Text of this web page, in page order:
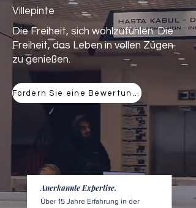
Villepinte
Die Freiheit, sich wohlzufühlen. Die
Freiheit, das Leben in vollen Zügen
zu genießen.
Anerkannte Expertise.
Über 15 Jahre Erfahrung in der